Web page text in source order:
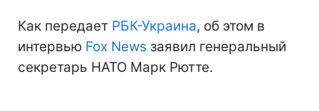
Как передает РБК-Украина, об этом в
интервью Fox News заявил генеральный
секретарь НАТО Марк Рютте.